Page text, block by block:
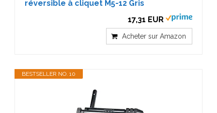
réversible à cliquet M5-12 Gris
17,31 EUR
Acheter sur Amazon
BESTSELLER NO. 10